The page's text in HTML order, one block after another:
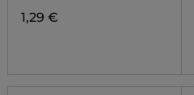
1,29 €